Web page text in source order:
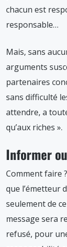
chacun est
responsable…
Mais, sans
arguments
partenaires
sans difficulté
attendre, a
qu’aux riches ».
Informer
Comment faire
que l’émetteur
seulement de
message sera
refusé, pour